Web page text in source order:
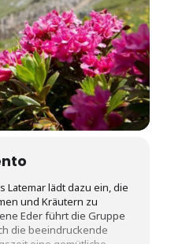
Latemar lädt dazu ein, die
und Kräutern zu
Eder führt die Gruppe
die beeindruckende